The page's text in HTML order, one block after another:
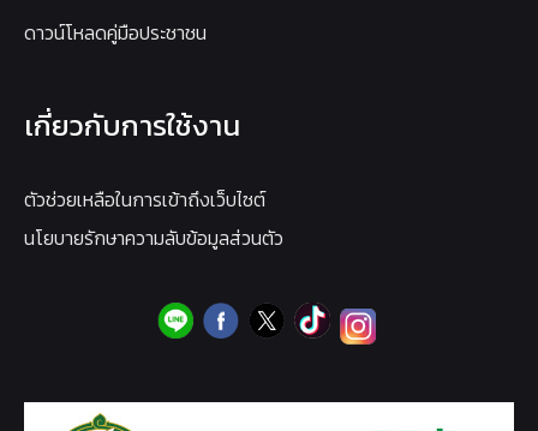
ดาวน์โหลดคู่มือประชาชน
เกี่ยวกับการใช้งาน
ตัวช่วยเหลือในการเข้าถึงเว็บไซต์
นโยบายรักษาความลับข้อมูลส่วนตัว